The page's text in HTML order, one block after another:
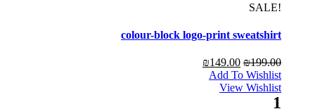
!SALE
colour-block logo-print sweatshirt
₪199.00
₪149.00
Add To Wishlist
View Wishlist
1